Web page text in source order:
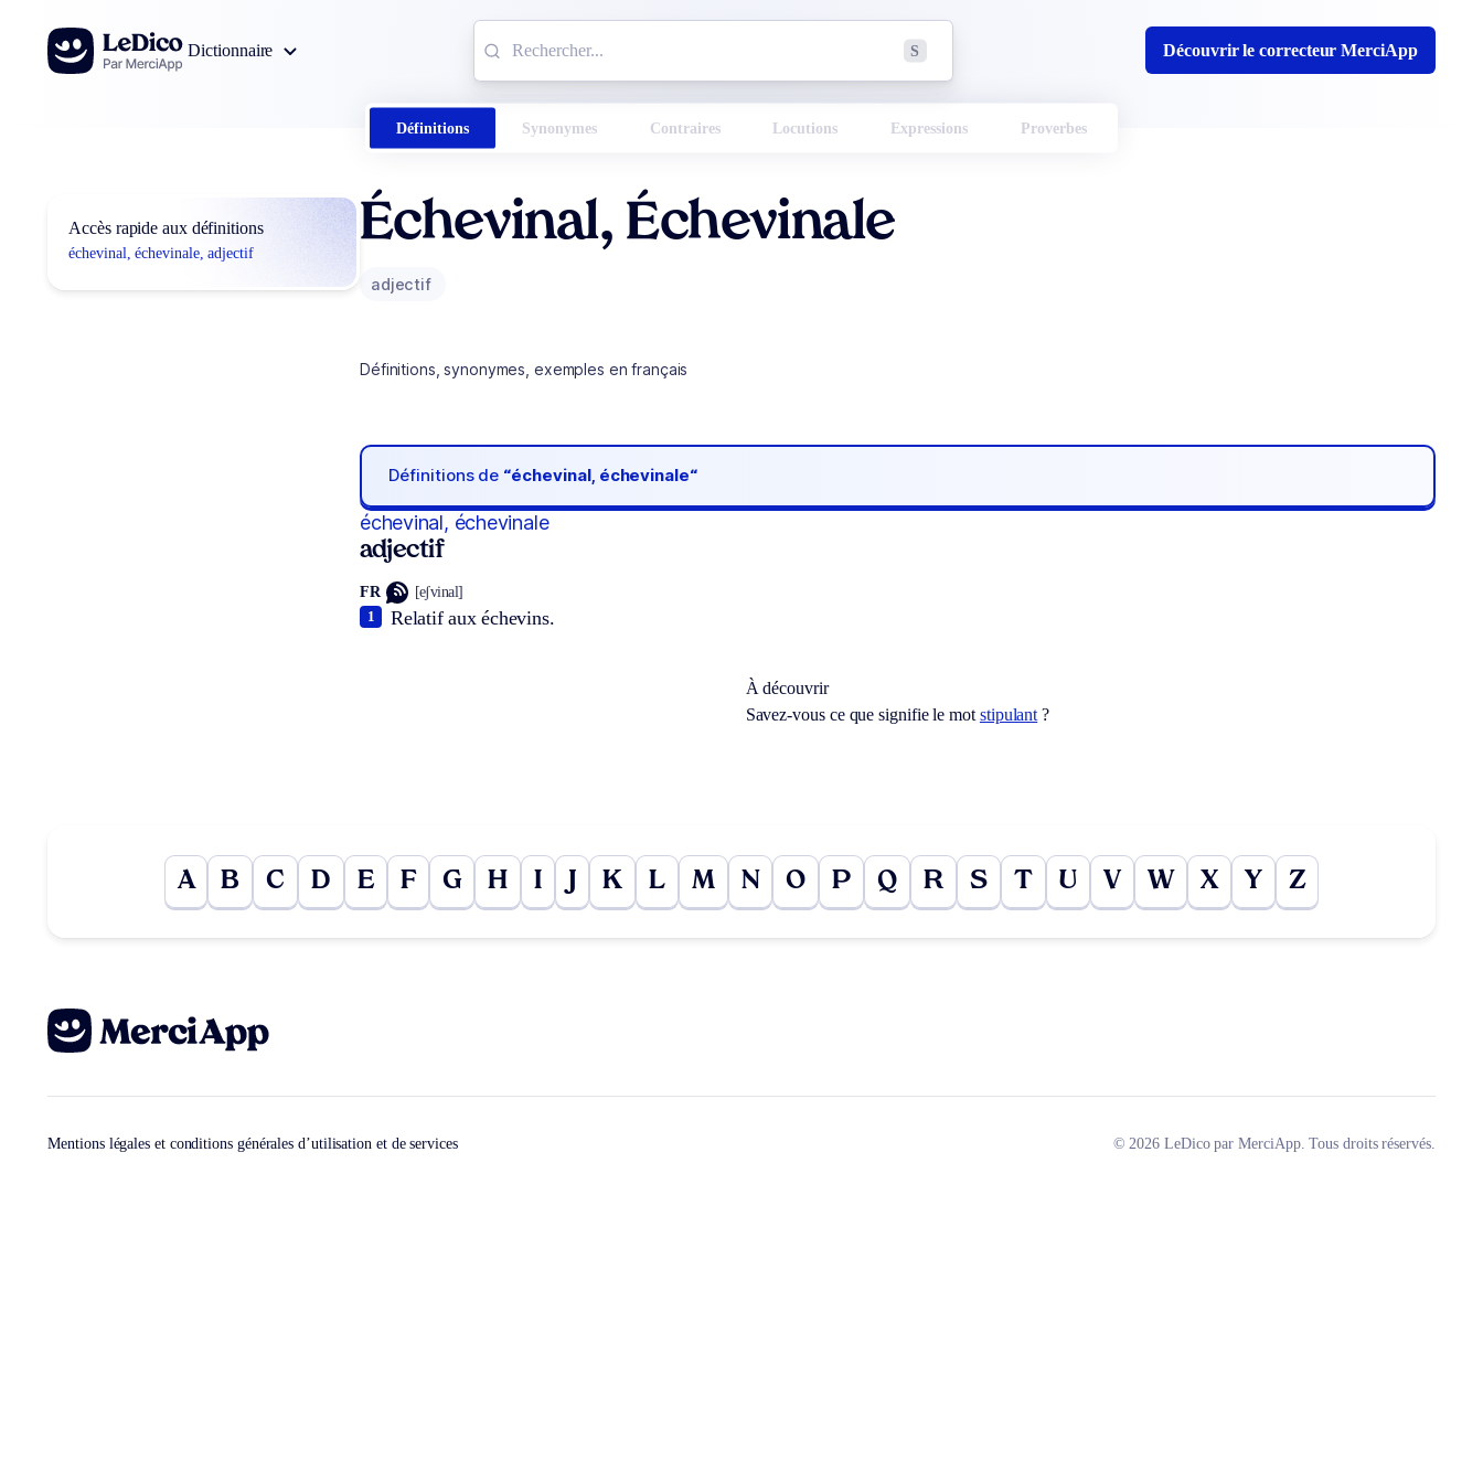
Aller au contenu
Dictionnaire
S Découvrir le correcteur MerciApp
Définitions Synonymes Contraires Locutions Expressions Proverbes
Accès rapide aux définitions
échevinal, échevinale, adjectif
Échevinal, Échevinale
adjectif
Définitions, synonymes, exemples en français
Définitions de “échevinal, échevinale“
échevinal, échevinale
adjectif
FR [eʃvinal]
Relatif aux échevins.
1
À découvrir
Savez-vous ce que signifie le mot stipulant ?
A B C D E F G H I K L M N O P Q R S T U V W X Y Z
Mentions légales et conditions générales d’utilisation et de services © 2026 LeDico par MerciApp. Tous droits réservés.